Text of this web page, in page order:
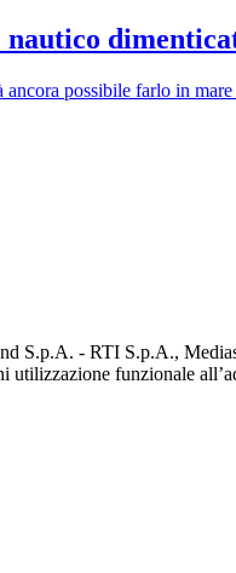
nautico
possibile farlo in
S.p.A. - RTI S.p.A.,
funzionale